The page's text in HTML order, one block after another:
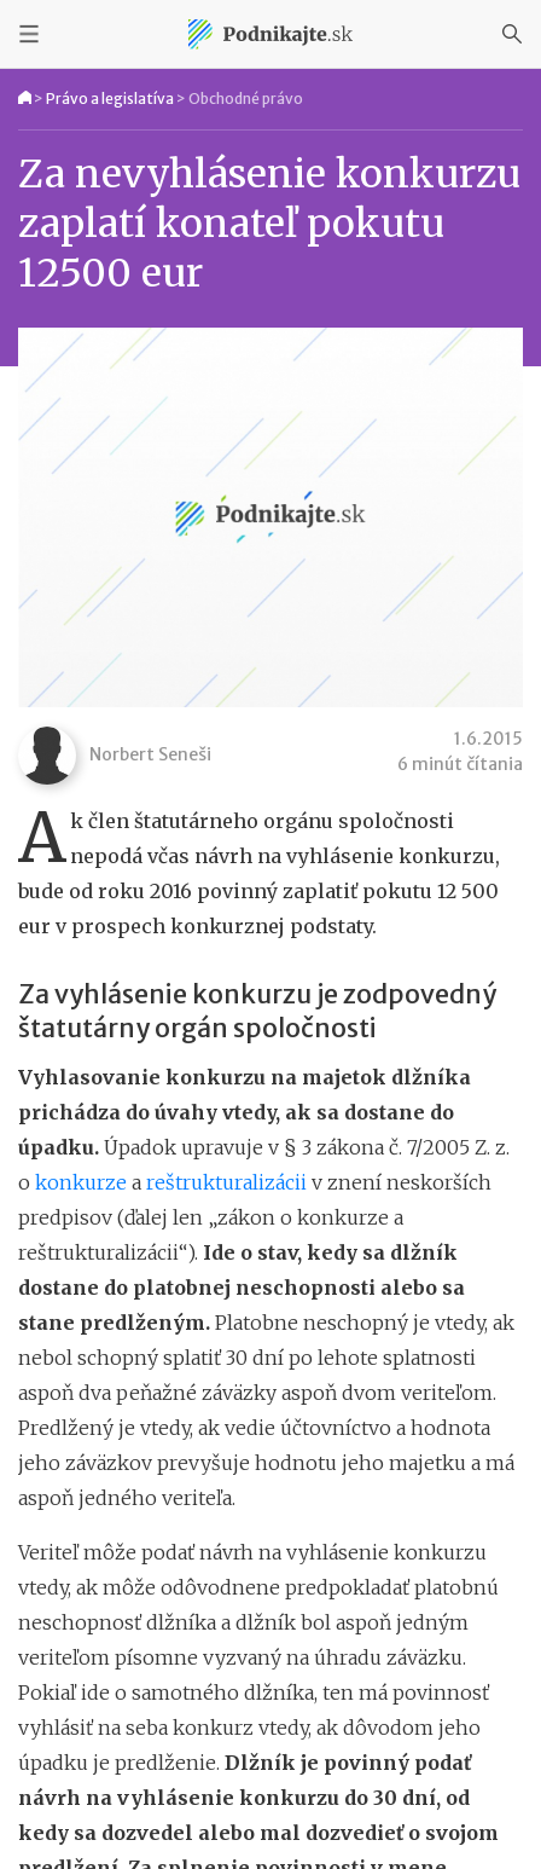
> Právo a legislatíva > Obchodné právo
Za nevyhlásenie konkurzu
zaplatí konateľ pokutu
12500 eur
Norbert Seneši
1.6.2015
6 minút čítania
Ak člen štatutárneho orgánu spoločnosti
nepodá včas návrh na vyhlásenie konkurzu,
bude od roku 2016 povinný zaplatiť pokutu 12 500
eur v prospech konkurznej podstaty.
Za vyhlásenie konkurzu je zodpovedný
štatutárny orgán spoločnosti
Vyhlasovanie konkurzu na majetok dlžníka
prichádza do úvahy vtedy, ak sa dostane do
úpadku. Úpadok upravuje v § 3 zákona č. 7/2005 Z. z.
o konkurze a reštrukturalizácii v znení neskorších
predpisov (ďalej len „zákon o konkurze a
reštrukturalizácii“). Ide o stav, kedy sa dlžník
dostane do platobnej neschopnosti alebo sa
stane predlženým. Platobne neschopný je vtedy, ak
nebol schopný splatiť 30 dní po lehote splatnosti
aspoň dva peňažné záväzky aspoň dvom veriteľom.
Predlžený je vtedy, ak vedie účtovníctvo a hodnota
jeho záväzkov prevyšuje hodnotu jeho majetku a má
aspoň jedného veriteľa.
Veriteľ môže podať návrh na vyhlásenie konkurzu
vtedy, ak môže odôvodnene predpokladať platobnú
neschopnosť dlžníka a dlžník bol aspoň jedným
veriteľom písomne vyzvaný na úhradu záväzku.
Pokiaľ ide o samotného dlžníka, ten má povinnosť
vyhlásiť na seba konkurz vtedy, ak dôvodom jeho
úpadku je predlženie. Dlžník je povinný podať
návrh na vyhlásenie konkurzu do 30 dní, od
kedy sa dozvedel alebo mal dozvedieť o svojom